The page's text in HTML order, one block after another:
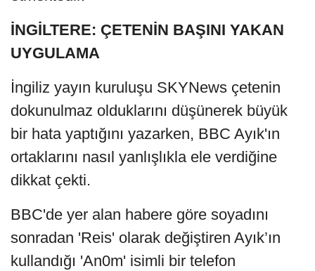
İNGİLTERE: ÇETENİN BAŞINI YAKAN
UYGULAMA
İngiliz yayın kuruluşu SKYNews çetenin
dokunulmaz olduklarını düşünerek büyük
bir hata yaptığını yazarken, BBC Ayık'ın
ortaklarını nasıl yanlışlıkla ele verdiğine
dikkat çekti.
BBC'de yer alan habere göre soyadını
sonradan 'Reis' olarak değiştiren Ayık’ın
kullandığı 'An0m' isimli bir telefon